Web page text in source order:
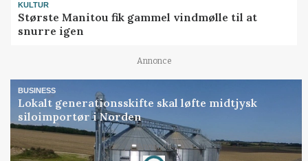
KULTUR
Største Manitou fik gammel vindmølle til at
snurre igen
Annonce
BUSINESS
Lokalt generationsskifte skal løfte midtjysk
siloimportør i Norden
Annonce